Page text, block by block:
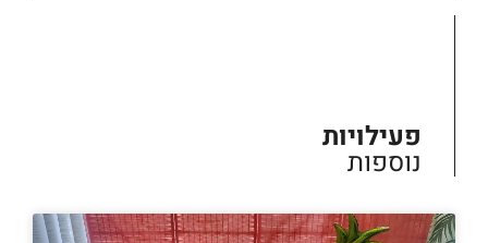
פעילויות
נוספות